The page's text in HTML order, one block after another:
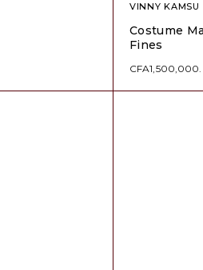
VINNY KAMSU
Costume
Fines
CFA